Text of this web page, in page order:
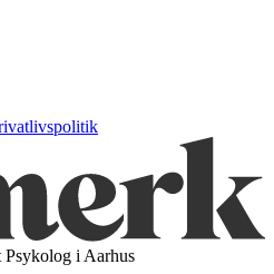
i Aarhus